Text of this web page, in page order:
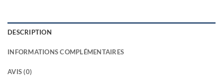
DESCRIPTION
INFORMATIONS COMPLÉMENTAIRES
AVIS (0)